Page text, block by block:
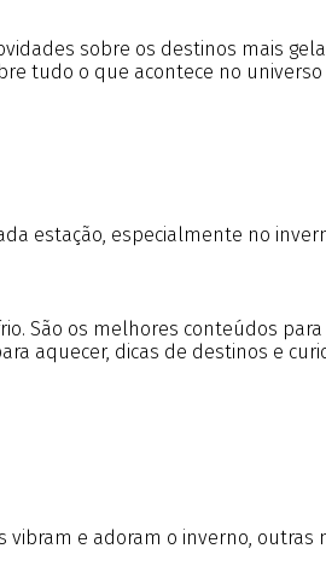
sobre os destinos mais
tudo o que acontece no
estação, especialmente no
São os melhores conteúdos
aquecer, dicas de destinos e
e adoram o inverno, outras